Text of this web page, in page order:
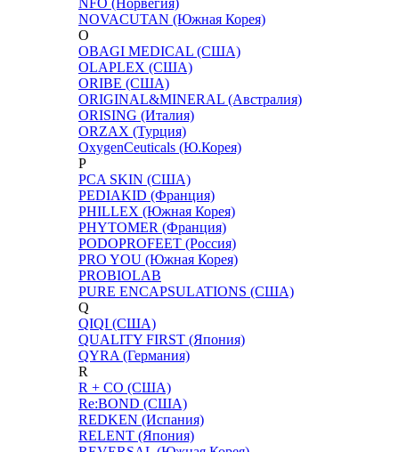
NOVACUTAN (Южная Корея)
O
OBAGI MEDICAL (США)
OLAPLEX (США)
ORIBE (США)
ORIGINAL&MINERAL (Австралия)
ORISING (Италия)
ORZAX (Турция)
OxygenCeuticals (Ю.Корея)
P
PCA SKIN (США)
PEDIAKID (Франция)
PHILLEX (Южная Корея)
PHYTOMER (Франция)
PODOPROFEET (Россия)
PRO YOU (Южная Корея)
PROBIOLAB
PURE ENCAPSULATIONS (США)
Q
QIQI (США)
QUALITY FIRST (Япония)
QYRA (Германия)
R
R + CO (США)
Re:BOND (США)
REDKEN (Испания)
RELENT (Япония)